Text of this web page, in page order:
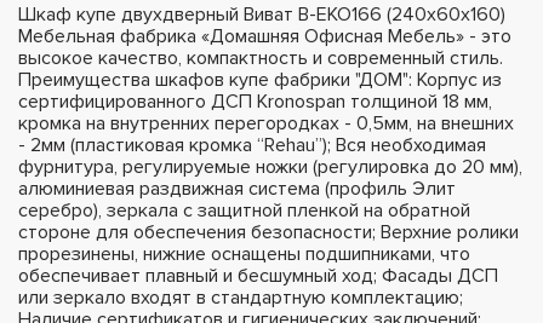
Шкаф купе двухдверный Виват В-ЕКО166 (240х60х160)
Мебельная фабрика «Домашняя Офисная Мебель» - это
высокое качество, компактность и современный стиль.
Преимущества шкафов купе фабрики "ДОМ": Корпус из
сертифицированного ДСП Kronospan толщиной 18 мм,
кромка на внутренних перегородках - 0,5мм, на внешних
- 2мм (пластиковая кромка “Rehau”); Вся необходимая
фурнитура, регулируемые ножки (регулировка до 20 мм),
алюминиевая раздвижная система (профиль Элит
серебро), зеркала с защитной пленкой на обратной
стороне для обеспечения безопасности; Верхние ролики
прорезинены, нижние оснащены подшипниками, что
обеспечивает плавный и бесшумный ход; Фасады ДСП
или зеркало входят в стандартную комплектацию;